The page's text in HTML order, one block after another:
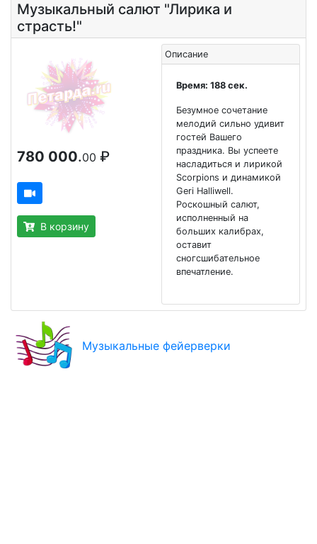
Музыкальный салют "Лирика и
страсть!"
780 000.00 ₽
В корзину
Описание
Время: 188 сек.
Безумное сочетание
мелодий сильно удивит
гостей Вашего
праздника. Вы успеете
насладиться и лирикой
Scorpions и динамикой
Geri Halliwell.
Роскошный салют,
исполненный на
больших калибрах,
оставит
сногсшибательное
впечатление.
Музыкальные фейерверки